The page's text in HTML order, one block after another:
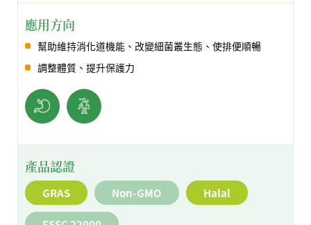
應用方向
幫助維持消化道機能、改變細菌叢生態、使排便順暢
調整體質、提升保護力
產品認證
GRAS Non-GMO Halal